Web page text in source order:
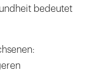
bedeutet